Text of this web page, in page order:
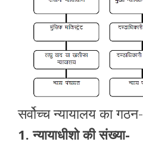
सर्वोच्च न्यायालय का गठन-
1. न्यायाधीशो की संख्या-